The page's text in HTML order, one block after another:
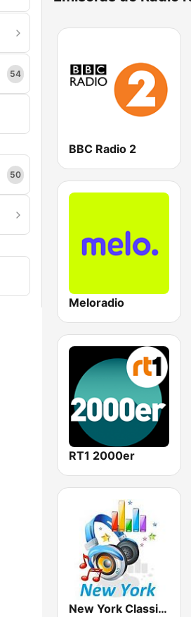
54
50
BBC Radio 2
Meloradio
RT1 2000er
New York Classic Hits